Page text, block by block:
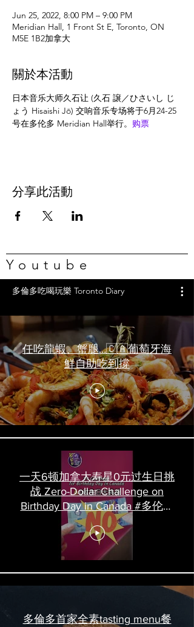
Jun 25, 2022, 8:00 PM – 9:00 PM
Meridian Hall, 1 Front St E, Toronto, ON
M5E 1B2加拿大
關於本活動
日本音乐大师久石让 (久石 譲／ひさいし じ
ょう Hisaishi Jō) 交响音乐专场将于6月24-25
号在多伦多 Meridian Hall举行。 购票
分享此活動
Youtube
多倫多吃喝玩樂 Toronto Diary
任吃龍蝦、蟹腿…🇨🇦葡萄牙海
鮮自助吃到撐
一天6顿加拿大寿星0元过生日挑
战 Zero-Dollar Challenge on
Birthday Day in Canada #多伦多
吃喝玩乐 #多伦多美食
#torontofood
多倫多首家全素tasting menu餐